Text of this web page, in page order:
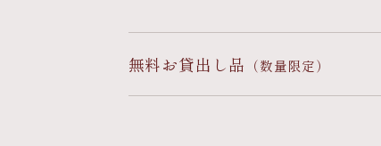
無料お貸出し品 （数量限定）